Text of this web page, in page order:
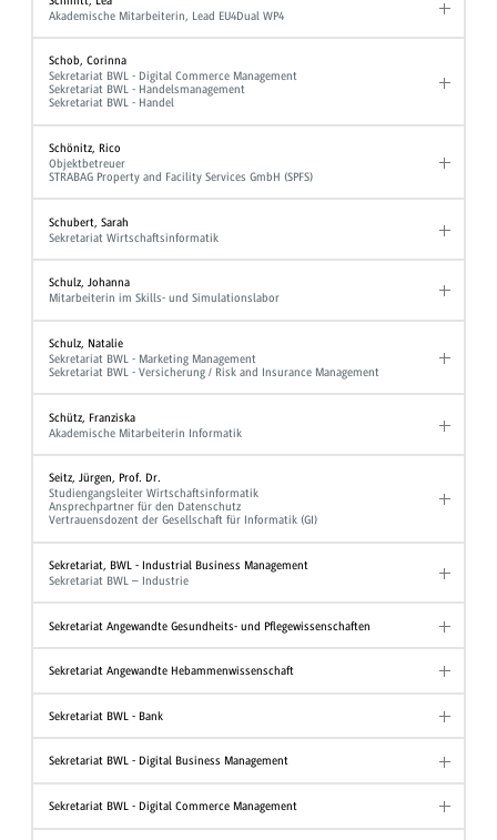
Akademische Mitarbeiterin, Lead EU4Dual WP4
Schob, Corinna
Sekretariat BWL - Digital Commerce Management
Sekretariat BWL - Handelsmanagement
Sekretariat BWL - Handel
Schönitz, Rico
Objektbetreuer
STRABAG Property and Facility Services GmbH (SPFS)
Schubert, Sarah
Sekretariat Wirtschaftsinformatik
Schulz, Johanna
Mitarbeiterin im Skills- und Simulationslabor
Schulz, Natalie
Sekretariat BWL - Marketing Management
Sekretariat BWL - Versicherung / Risk and Insurance Management
Schütz, Franziska
Akademische Mitarbeiterin Informatik
Seitz, Jürgen, Prof. Dr.
Studiengangsleiter Wirtschaftsinformatik
Ansprechpartner für den Datenschutz
Vertrauensdozent der Gesellschaft für Informatik (GI)
Sekretariat, BWL - Industrial Business Management
Sekretariat BWL – Industrie
Sekretariat Angewandte Gesundheits- und Pflegewissenschaften
Sekretariat Angewandte Hebammenwissenschaft
Sekretariat BWL - Bank
Sekretariat BWL - Digital Business Management
Sekretariat BWL - Digital Commerce Management